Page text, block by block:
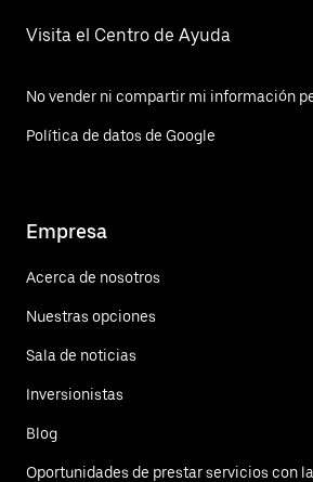
Visita el Centro de Ayuda
No vender ni compartir mi información
Política de datos de Google
Empresa
Acerca de nosotros
Nuestras opciones
Sala de noticias
Inversionistas
Blog
Oportunidades de prestar servicios con